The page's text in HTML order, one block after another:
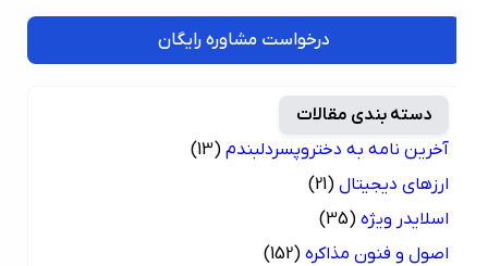
درخواست مشاوره رایگان
دسته بندی مقالات
آخرین نامه به دختروپسردلبندم (13)
ارزهای دیجیتال (21)
اسلایدر ویژه (35)
اصول و فنون مذاکره (152)